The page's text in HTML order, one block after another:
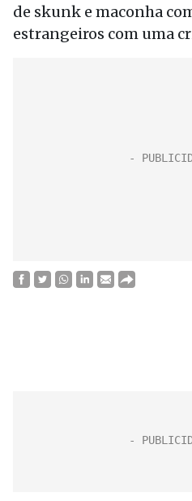
de skunk e maconha
estrangeiros com uma